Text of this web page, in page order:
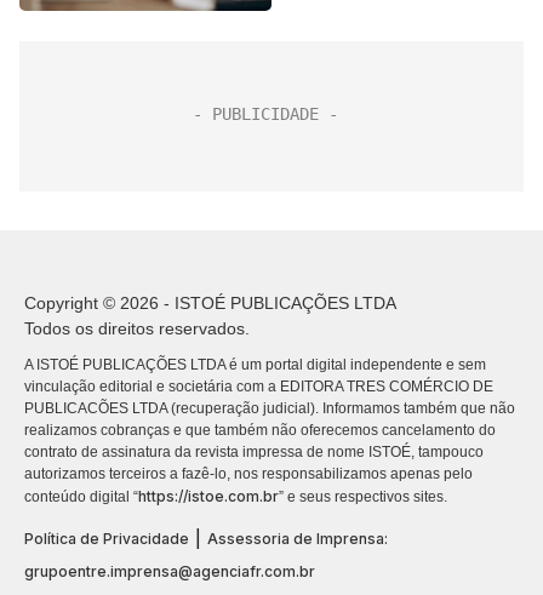
Copyright © 2026 - ISTOÉ PUBLICAÇÕES LTDA
Todos os direitos reservados.
A ISTOÉ PUBLICAÇÕES LTDA é um portal digital independente e sem
vinculação editorial e societária com a EDITORA TRES COMÉRCIO DE
PUBLICACÕES LTDA (recuperação judicial). Informamos também que não
realizamos cobranças e que também não oferecemos cancelamento do
contrato de assinatura da revista impressa de nome ISTOÉ, tampouco
autorizamos terceiros a fazê-lo, nos responsabilizamos apenas pelo
conteúdo digital “https://istoe.com.br” e seus respectivos sites.
Política de Privacidade
Assessoria de Imprensa:
grupoentre.imprensa@agenciafr.com.br